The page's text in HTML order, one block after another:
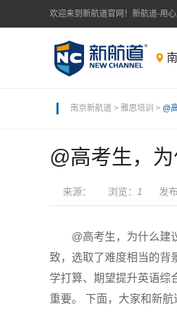
欢迎来到新航道官网！新航道-用心
南京新航道 > 雅思培训 > @
@高考生，
来源： 浏览： 1 发布
@高考生，为什么建议
致，选取了难度相当的背
学打算、期望提升英语综
重要。 下面，大家和新航